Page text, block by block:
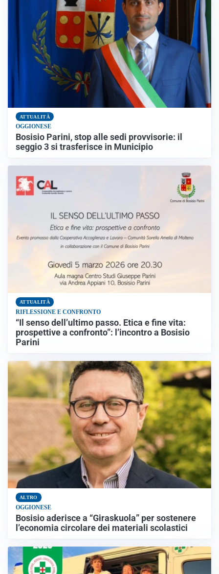
ATTUALITÀ
OGGIONESE
Bosisio Parini, stop alle sedi provvisorie: il
seggio 3 si trasferisce in Municipio
ATTUALITÀ
RIFLESSIONE E CONFRONTO
“Il senso dell’ultimo passo. Etica e fine vita:
prospettive a confronto”: l’incontro a Bosisio
Parini
ALTRO
OGGIONESE
Bosisio aderisce a “Giraskuola” per sostenere
l’economia circolare dei materiali scolastici